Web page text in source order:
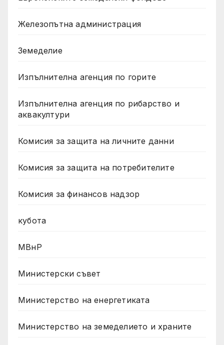
Железопътна администрация
Земеделие
Изпълнителна агенция по горите
Изпълнителна агенция по рибарство и
аквакултури
Комисия за защита на личните данни
Комисия за защита на потребителите
Комисия за финансов надзор
кубота
МВнР
Министерски съвет
Министерство на енергетиката
Министерство на земеделието и храните